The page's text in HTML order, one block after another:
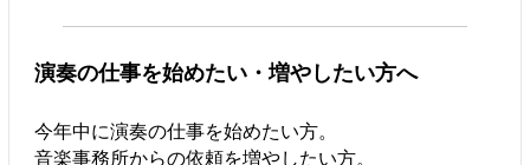
演奏の仕事を始めたい・増やしたい方へ
今年中に演奏の仕事を始めたい方。
音楽事務所からの依頼を増やしたい方。